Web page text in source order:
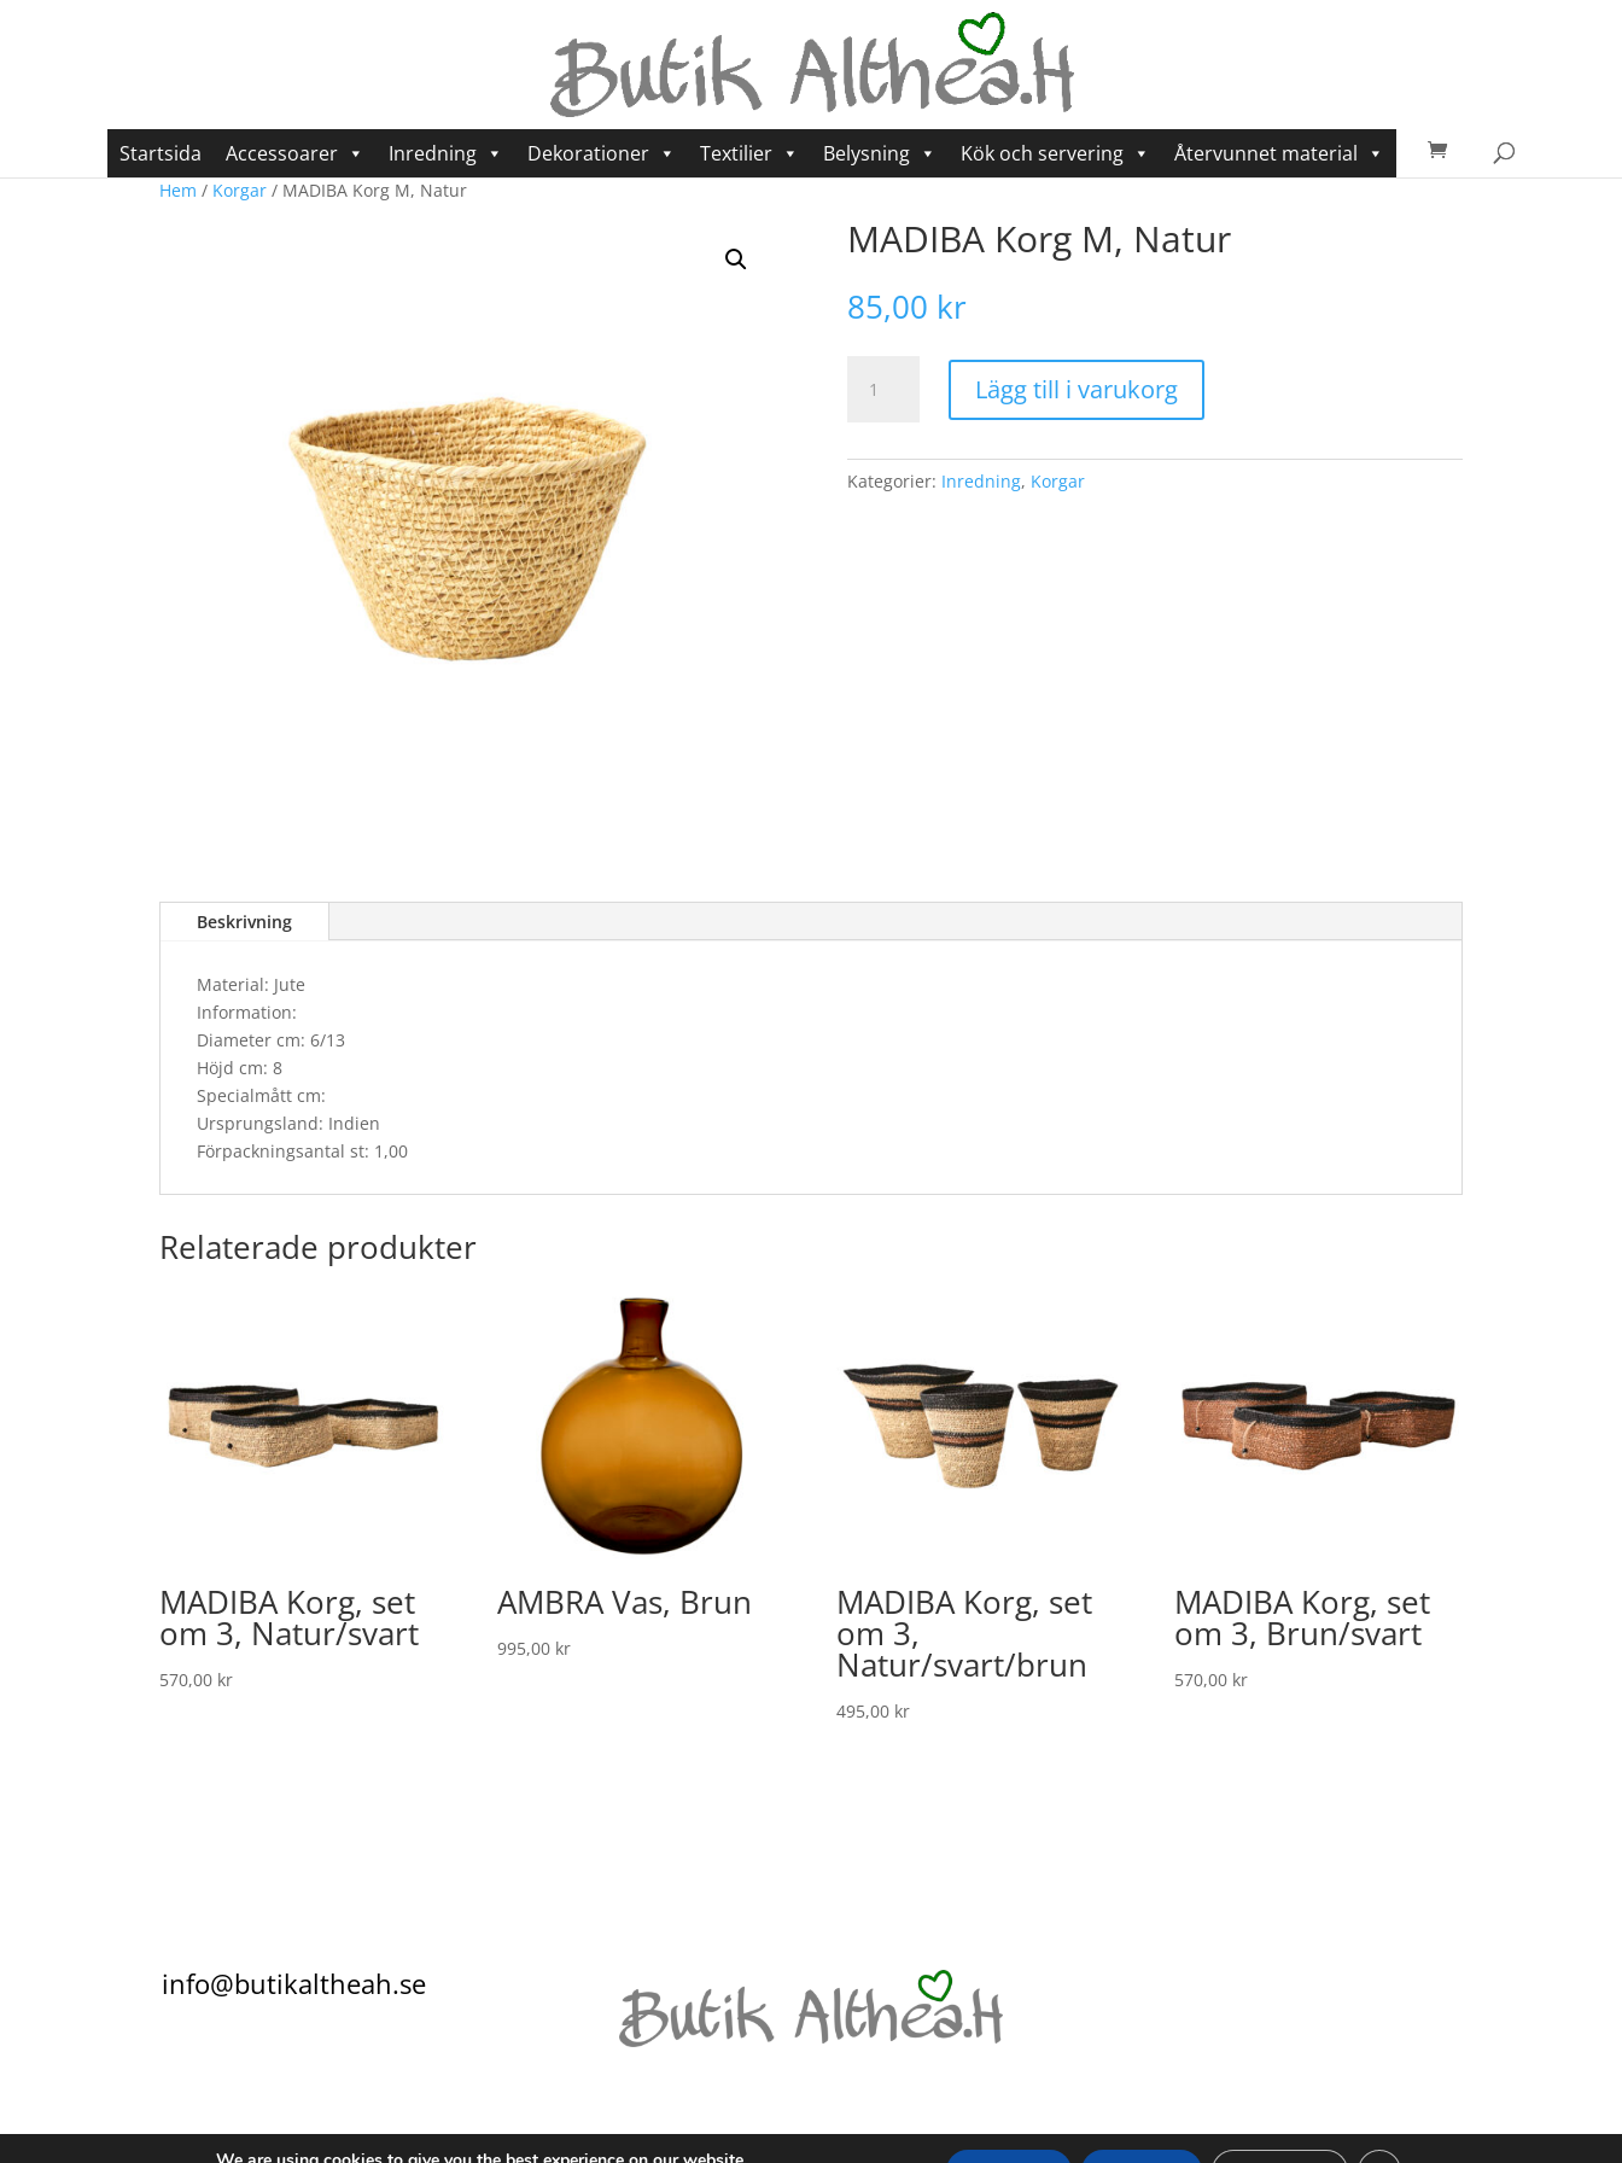
Startsida Accessoarer Inredning Dekorationer Textilier Belysning Kök och servering Återvunnet material
Hem / Korgar / MADIBA Korg M, Natur
MADIBA Korg M, Natur
85,00 kr
Korg
mängd
Lägg till i varukorg
Kategorier: Inredning, Korgar
Beskrivning
Material: Jute
Information:
Diameter cm: 6/13
Höjd cm: 8
Specialmått cm:
Ursprungsland: Indien
Förpackningsantal st: 1,00
Relaterade produkter
MADIBA Korg, set
om 3, Natur/svart
570,00 kr
AMBRA Vas, Brun
995,00 kr
MADIBA Korg, set
om 3,
Natur/svart/brun
495,00 kr
MADIBA Korg, set
om 3, Brun/svart
570,00 kr
info@butikaltheah.se
KONTAKT KÖPVILLKOR INTEGRITETSPOLICY